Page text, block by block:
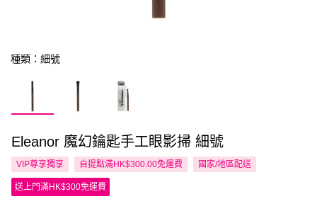
種類：細號
Eleanor 魔幻鑰匙手工眼影掃 細號
VIP尊享獨享 自提點滿HK$300.00免運費 國家/地區配送
送上門滿HK$300免運費